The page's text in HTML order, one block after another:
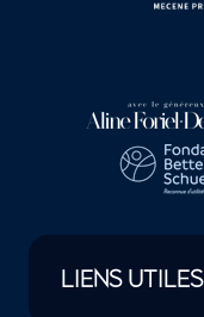
LIENS UTILES